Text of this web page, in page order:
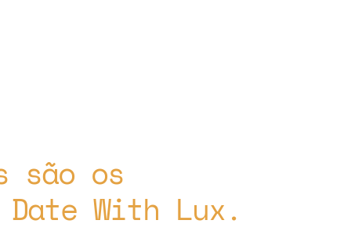
são os
Date With Lux.